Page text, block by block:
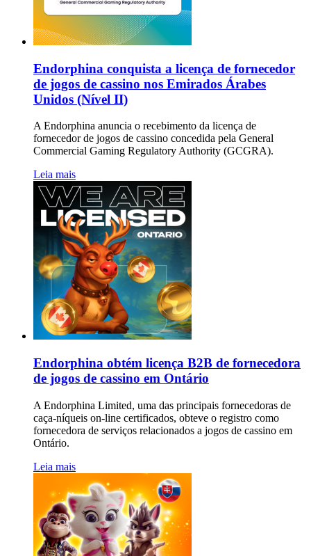
Endorphina conquista a licença de fornecedor
de jogos de cassino nos Emirados Árabes
Unidos (Nível II)
A Endorphina anuncia o recebimento da licença de
fornecedor de jogos de cassino concedida pela General
Commercial Gaming Regulatory Authority (GCGRA).
Leia mais
Endorphina obtém licença B2B de fornecedora
de jogos de cassino em Ontário
A Endorphina Limited, uma das principais fornecedoras de
caça-níqueis on-line certificados, obteve o registro como
fornecedora de serviços relacionados a jogos de cassino em
Ontário.
Leia mais